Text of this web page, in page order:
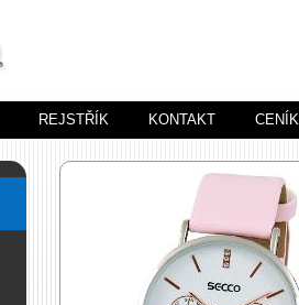
REJSTŘÍK KONTAKT